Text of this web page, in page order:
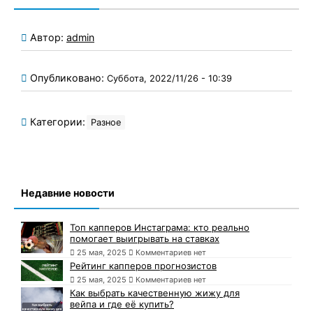
Автор: admin
Опубликовано: Суббота, 2022/11/26 - 10:39
Категории: Разное
Недавние новости
Топ капперов Инстаграма: кто реально
помогает выигрывать на ставках
25 мая, 2025 Комментариев нет
Рейтинг капперов прогнозистов
25 мая, 2025 Комментариев нет
Как выбрать качественную жижу для
вейпа и где её купить?